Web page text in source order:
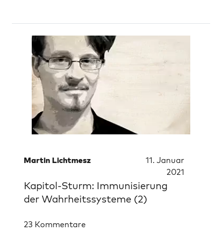
Martin Lichtmesz
11. Januar
2021
Kapitol-Sturm: Immunisierung
der Wahrheitssysteme (2)
23 Kommentare